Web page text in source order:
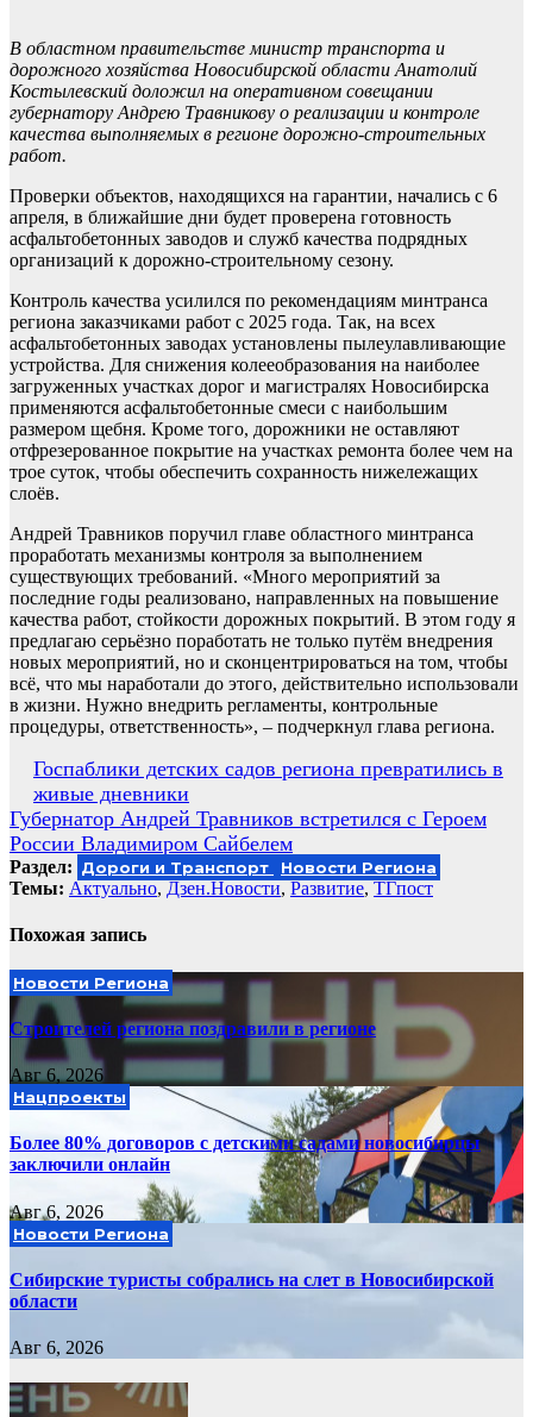
В областном правительстве министр транспорта и
дорожного хозяйства Новосибирской области Анатолий
Костылевский доложил на оперативном совещании
губернатору Андрею Травникову о реализации и контроле
качества выполняемых в регионе дорожно-строительных
работ.
Проверки объектов, находящихся на гарантии, начались с 6
апреля, в ближайшие дни будет проверена готовность
асфальтобетонных заводов и служб качества подрядных
организаций к дорожно-строительному сезону.
Контроль качества усилился по рекомендациям минтранса
региона заказчиками работ с 2025 года. Так, на всех
асфальтобетонных заводах установлены пылеулавливающие
устройства. Для снижения колееобразования на наиболее
загруженных участках дорог и магистралях Новосибирска
применяются асфальтобетонные смеси с наибольшим
размером щебня. Кроме того, дорожники не оставляют
отфрезерованное покрытие на участках ремонта более чем на
трое суток, чтобы обеспечить сохранность нижележащих
слоёв.
Андрей Травников поручил главе областного минтранса
проработать механизмы контроля за выполнением
существующих требований. «Много мероприятий за
последние годы реализовано, направленных на повышение
качества работ, стойкости дорожных покрытий. В этом году я
предлагаю серьёзно поработать не только путём внедрения
новых мероприятий, но и сконцентрироваться на том, чтобы
всё, что мы наработали до этого, действительно использовали
в жизни. Нужно внедрить регламенты, контрольные
процедуры, ответственность», – подчеркнул глава региона.
Навигация
по
записям
Госпаблики детских садов региона превратились в
живые дневники
Губернатор Андрей Травников встретился с Героем
России Владимиром Сайбелем
Раздел: Дороги и Транспорт Новости Региона
Темы: Актуально, Дзен.Новости, Развитие, ТГпост
Похожая запись
Новости Региона
Строителей региона поздравили в регионе
Авг 6, 2026
Нацпроекты
Более 80% договоров с детскими садами новосибирцы
заключили онлайн
Авг 6, 2026
Новости Региона
Сибирские туристы собрались на слет в Новосибирской
области
Авг 6, 2026